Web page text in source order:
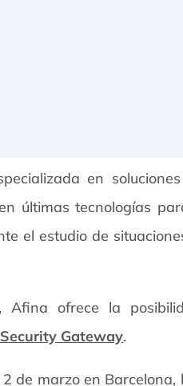
en
últimas tecnologías
el estudio de
Afina ofrece la
Gateway.
de marzo en